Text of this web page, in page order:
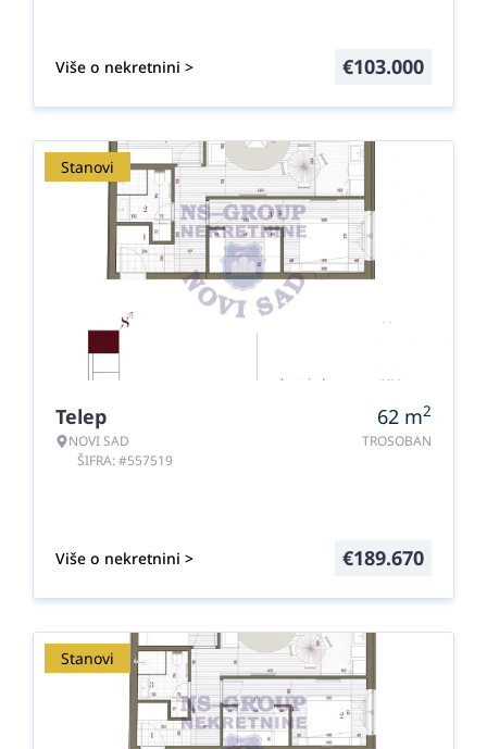
Više o nekretnini > €103.000
Stanovi
Telep
NOVI SAD
ŠIFRA: #557519
62 m2
TROSOBAN
Više o nekretnini > €189.670
Stanovi